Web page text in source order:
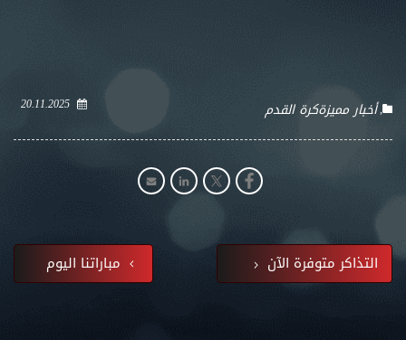
20.11.2025 أخبار مميزةكرة القدم
مباراتنا اليوم التذاكر متوفرة الآن